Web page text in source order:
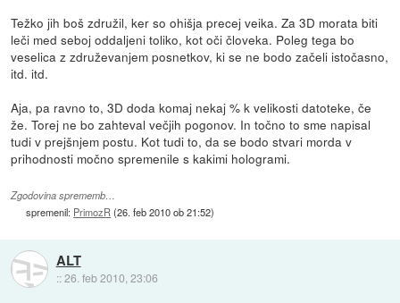
Težko jih boš združil, ker so ohišja precej veika. Za 3D morata biti
leči med seboj oddaljeni toliko, kot oči človeka. Poleg tega bo
veselica z združevanjem posnetkov, ki se ne bodo začeli istočasno,
itd. itd.
Aja, pa ravno to, 3D doda komaj nekaj % k velikosti datoteke, če
že. Torej ne bo zahteval večjih pogonov. In točno to sme napisal
tudi v prejšnjem postu. Kot tudi to, da se bodo stvari morda v
prihodnosti močno spremenile s kakimi hologrami.
Zgodovina sprememb…
spremenil: PrimozR (26. feb 2010 ob 21:52)
ALT
::26. feb 2010, 23:06